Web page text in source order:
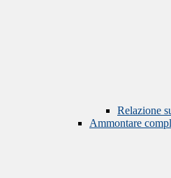
Relazione
Ammontare